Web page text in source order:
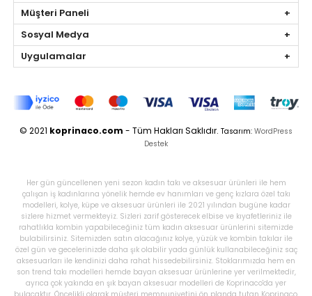
Müşteri Paneli
Sosyal Medya
Uygulamalar
© 2021 koprinaco.com - Tüm Hakları Saklıdır. Tasarım: WordPress
Destek
Her gün güncellenen yeni sezon kadın takı ve aksesuar ürünleri ile hem
çalışan iş kadınlarına yönelik hemde ev hanımları ve genç kızlara özel takı
modelleri, kolye, küpe ve aksesuar ürünleri ile 2021 yılından bugüne kadar
sizlere hizmet vermekteyiz. Sizleri zarif gösterecek elbise ve kıyafetleriniz ile
rahatlıkla kombin yapabileceğiniz tüm kadın aksesuar ürünlerini sitemizde
bulabilirsiniz. Sitemizden satın alacağınız kolye, yüzük ve kombin takılar ile
özel gün ve gecelerinizde daha şık olabilir yada günlük kullanabileceğiniz saç
aksesuarları ile kendinizi daha rahat hissedebilirsiniz. Stoklarımızda hem en
son trend takı modelleri hemde bayan aksesuar ürünlerine yer verilmektedir,
ayrıca çok yakında en şık bayan aksesuar modelleri de Koprinaco'da yer